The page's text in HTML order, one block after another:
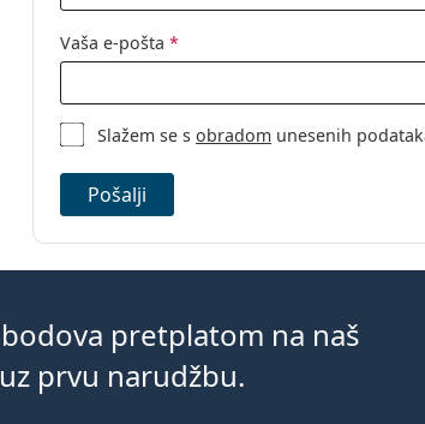
Vaša e-pošta *
Slažem se sobradom unesenih
Pošalji
pretplatom na naš
prvu narudžbu.